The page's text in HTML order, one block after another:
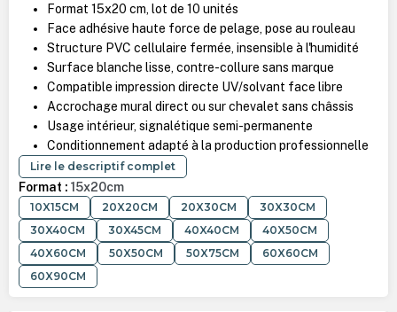
Format 15x20 cm, lot de 10 unités
Face adhésive haute force de pelage, pose au rouleau
Structure PVC cellulaire fermée, insensible à l'humidité
Surface blanche lisse, contre-collure sans marque
Compatible impression directe UV/solvant face libre
Accrochage mural direct ou sur chevalet sans châssis
Usage intérieur, signalétique semi-permanente
Conditionnement adapté à la production professionnelle
Lire le descriptif complet
Format : 15x20cm
10X15CM 20X20CM 20X30CM
30X30CM
30X40CM
30X45CM 40X40CM
40X50CM
40X60CM
50X50CM 50X75CM
60X60CM
60X90CM